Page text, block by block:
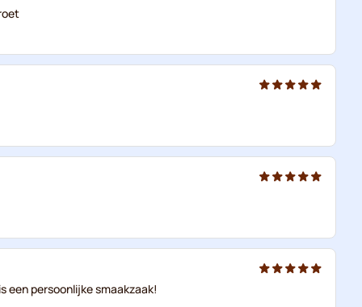
een persoonlijke smaakzaak!